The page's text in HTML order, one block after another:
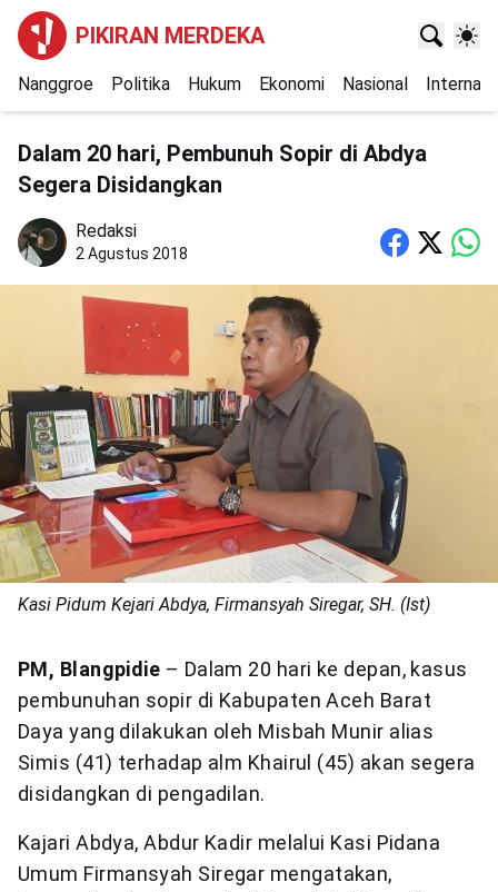
PIKIRAN MERDEKA
Nanggroe Politika Hukum Ekonomi Nasional
Dalam 20 hari, Pembunuh Sopir di Abdya
Segera Disidangkan
Redaksi
2 Agustus 2018
Kasi Pidum Kejari Abdya, Firmansyah Siregar, SH. (Ist)
PM, Blangpidie – Dalam 20 hari ke depan, kasus
pembunuhan sopir di Kabupaten Aceh Barat
Daya yang dilakukan oleh Misbah Munir alias
Simis (41) terhadap alm Khairul (45) akan segera
disidangkan di pengadilan.
Kajari Abdya, Abdur Kadir melalui Kasi Pidana
Umum Firmansyah Siregar mengatakan,